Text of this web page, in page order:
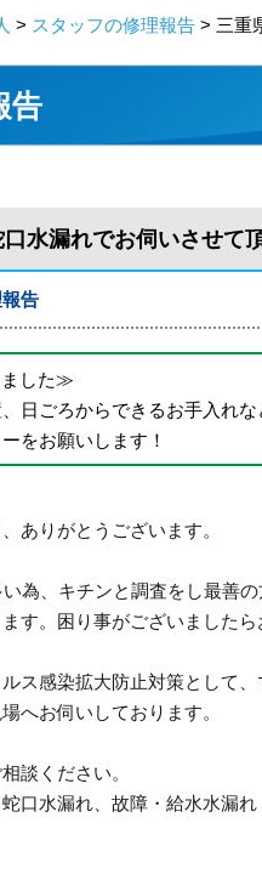
> スタッフの修理報告 > 三重
告
水漏れでお伺いさせて
告
ました≫
日ごろからできるお手入れ
をお願いします！
ありがとうございます。
為、キチンと調査をし最善
す。困り事がございましたら
ス感染拡大防止対策として
へお伺いしております。
談ください。
口水漏れ、故障・給水水漏